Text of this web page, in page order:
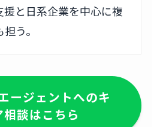
と日系企業を中心に複
う。
ージェントへのキ
相談はこちら